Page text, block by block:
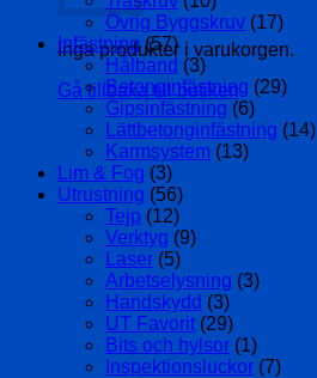
Inga produkter i varukorgen.
Gå tillbaka till butiken
Övrig Byggskruv (17)
Infästning (57)
Hålband (3)
Betonginfästning (29)
Gipsinfästning (6)
Lättbetonginfästning (14)
Karmsystem (13)
Lim & Fog (3)
Utrustning (56)
Tejp (12)
Verktyg (9)
Laser (5)
Arbetselysning (3)
Handskydd (3)
UT Favorit (29)
Bits och hylsor (1)
Inspektionsluckor (7)